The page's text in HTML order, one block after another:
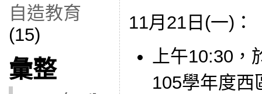
自造教育
(15)
彙整
11月21日(一)：
上午10:30，
105學年度西